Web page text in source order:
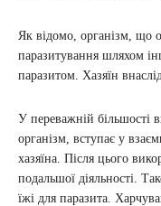
Як відомо, організм, що
паразитування шляхом
паразитом. Хазяїн
У переважній більшості
організм, вступає у
хазяїна. Після цього
подальшої діяльності.
їжі для паразита.